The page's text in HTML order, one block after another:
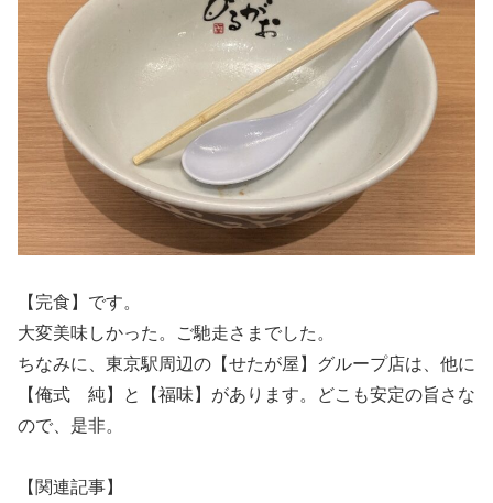
【完食】です。
大変美味しかった。ご馳走さまでした。
ちなみに、東京駅周辺の【せたが屋】グループ店は、他に
【俺式 純】と【福味】があります。どこも安定の旨さな
ので、是非。
【関連記事】